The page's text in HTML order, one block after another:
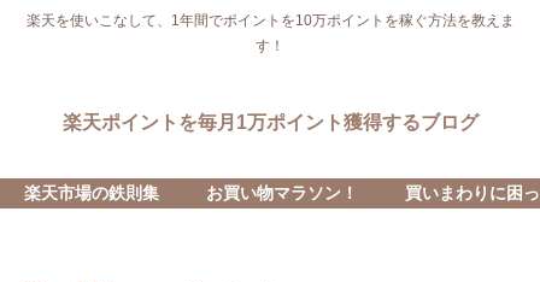
楽天を使いこなして、1年間でポイントを10万ポイントを稼ぐ方法を教えま
す！
楽天ポイントを毎月1万ポイント獲得するブログ
楽天市場の鉄則集 お買い物マラソン！ 買いまわりに困